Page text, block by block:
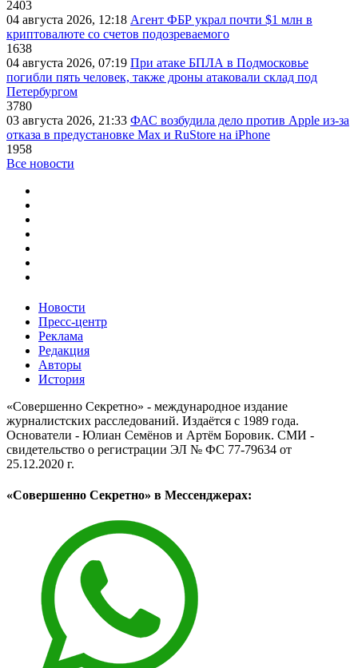
2403
04 августа 2026, 12:18 Агент ФБР украл почти $1 млн в
криптовалюте со счетов подозреваемого
1638
04 августа 2026, 07:19 При атаке БПЛА в Подмосковье
погибли пять человек, также дроны атаковали склад под
Петербургом
3780
03 августа 2026, 21:33 ФАС возбудила дело против Apple из-за
отказа в предустановке Max и RuStore на iPhone
1958
Все новости
Новости
Пресс-центр
Реклама
Редакция
Авторы
История
«Совершенно Секретно» - международное издание
журналистских расследований. Издаётся с 1989 года.
Основатели - Юлиан Семёнов и Артём Боровик. CМИ -
свидетельство о регистрации ЭЛ № ФС 77-79634 от
25.12.2020 г.
«Совершенно Секретно» в Мессенджерах: